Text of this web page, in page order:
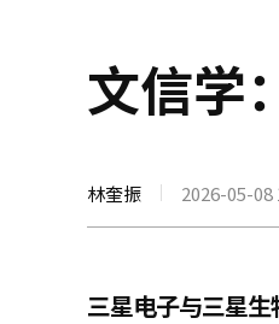
文信学
林奎振 2026-05-08
三星电子与三星